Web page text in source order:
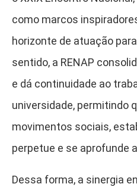
como marcos
horizonte de atuação
sentido, a RENAP
e dá continuidade ao
universidade, permitindo
movimentos sociais,
perpetue e se aprofunde
Dessa forma, a sinergia